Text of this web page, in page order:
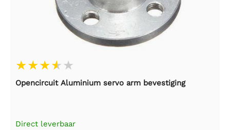
Opencircuit Aluminium servo arm bevestiging
Direct leverbaar